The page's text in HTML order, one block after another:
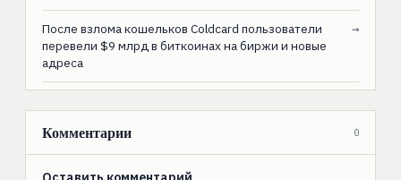
После взлома кошельков Coldcard пользователи
перевели $9 млрд в биткоинах на биржи и новые
адреса
→
Комментарии 0